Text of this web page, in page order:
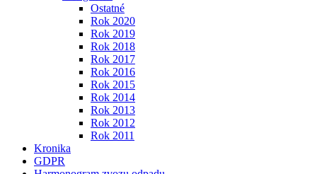
Ostatné
Rok 2020
Rok 2019
Rok 2018
Rok 2017
Rok 2016
Rok 2015
Rok 2014
Rok 2013
Rok 2012
Rok 2011
Kronika
GDPR